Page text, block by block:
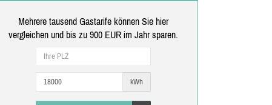
Mehrere tausend Gastarife können Sie hier
vergleichen und bis zu 900 EUR im Jahr sparen.
kWh